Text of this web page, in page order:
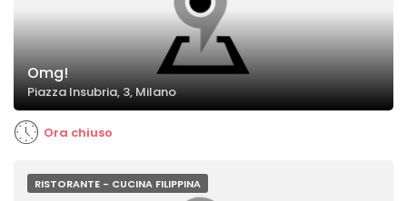
Omg!
Piazza Insubria, 3, Milano
Ora chiuso
RISTORANTE - CUCINA FILIPPINA